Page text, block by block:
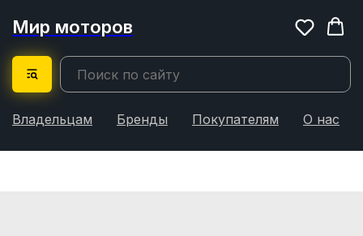
Мир моторов
Владельцам Бренды Покупателям О нас